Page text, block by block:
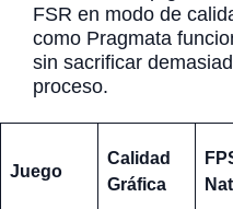
FSR en modo de
como Pragmata
sin sacrificar
proceso.
Juego
Calidad
Gráfica